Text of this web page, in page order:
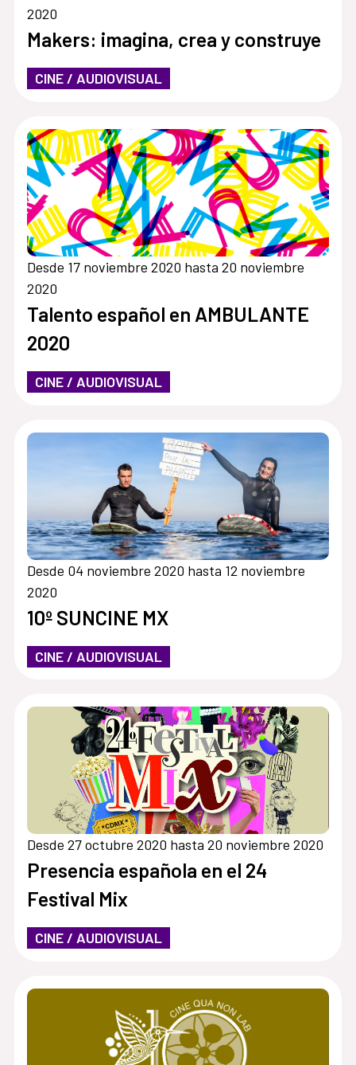
2020
Makers: imagina, crea y construye
CINE / AUDIOVISUAL
Desde 17 noviembre 2020 hasta 20 noviembre
2020
Talento español en AMBULANTE
2020
CINE / AUDIOVISUAL
Desde 04 noviembre 2020 hasta 12 noviembre
2020
10º SUNCINE MX
CINE / AUDIOVISUAL
Desde 27 octubre 2020 hasta 20 noviembre 2020
Presencia española en el 24
Festival Mix
CINE / AUDIOVISUAL